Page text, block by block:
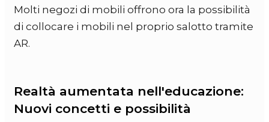
Molti negozi di mobili offrono ora la possibilità
di collocare i mobili nel proprio salotto tramite
AR.
Realtà aumentata nell'educazione:
Nuovi concetti e possibilità